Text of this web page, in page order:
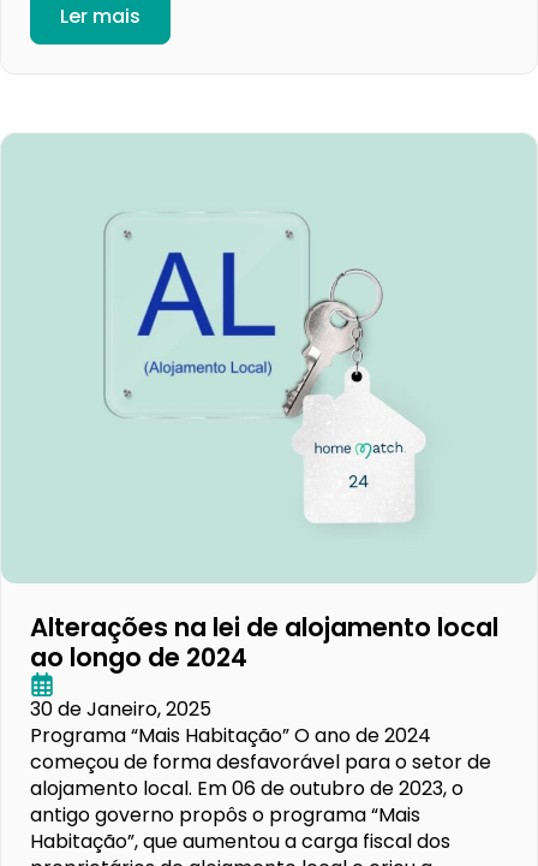
Ler mais
Alterações na lei de alojamento local
ao longo de 2024
30 de Janeiro, 2025
Programa “Mais Habitação” O ano de 2024
começou de forma desfavorável para o setor de
alojamento local. Em 06 de outubro de 2023, o
antigo governo propôs o programa “Mais
Habitação”, que aumentou a carga fiscal dos